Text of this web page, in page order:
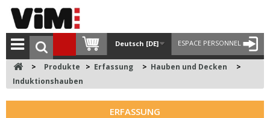
ESPACE PERSONNEL
Deutsch [DE]
> Produkte > Erfassung > Hauben und Decken
>
Induktionshauben
ERFASSUNG